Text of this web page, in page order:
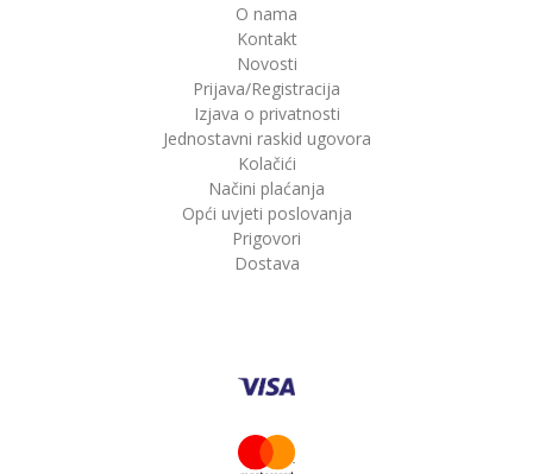
O nama
Kontakt
Novosti
Prijava/Registracija
Izjava o privatnosti
Jednostavni raskid ugovora
Kolačići
Načini plaćanja
Opći uvjeti poslovanja
Prigovori
Dostava